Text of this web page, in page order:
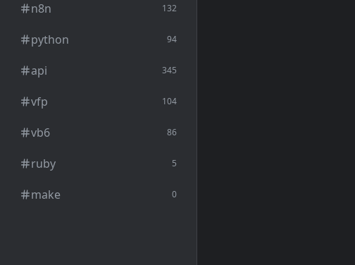
n8n 132
python 94
api 345
vfp 104
vb6 86
ruby 5
make 0